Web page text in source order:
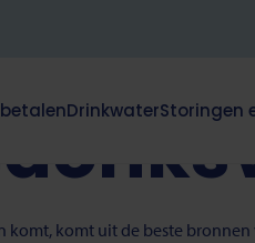
Drinkwater
Dit
deze
open
Storingen
komt, komt uit de beste